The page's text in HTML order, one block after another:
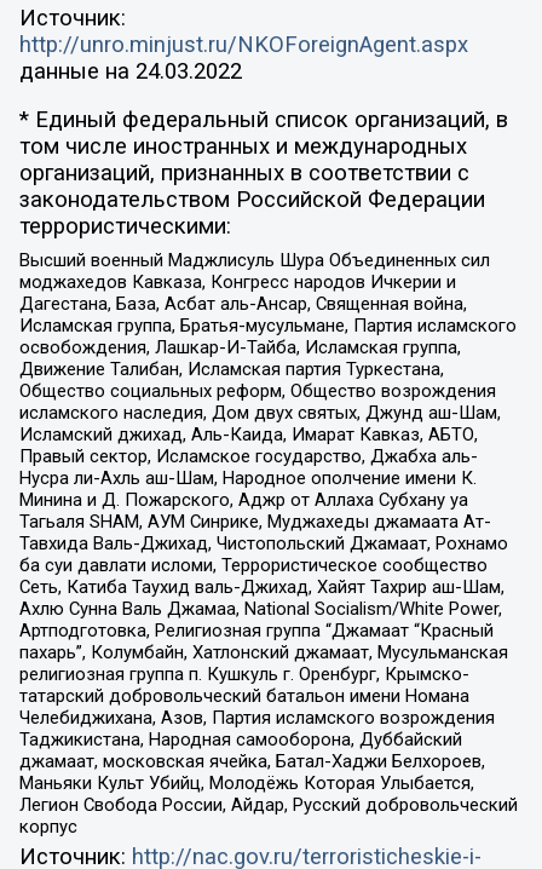
Источник:
http://unro.minjust.ru/NKOForeignAgent.aspx
данные на 24.03.2022
* Единый федеральный список организаций, в
том числе иностранных и международных
организаций, признанных в соответствии с
законодательством Российской Федерации
террористическими:
Высший военный Маджлисуль Шура Объединенных сил
моджахедов Кавказа, Конгресс народов Ичкерии и
Дагестана, База, Асбат аль-Ансар, Священная война,
Исламская группа, Братья-мусульмане, Партия исламского
освобождения, Лашкар-И-Тайба, Исламская группа,
Движение Талибан, Исламская партия Туркестана,
Общество социальных реформ, Общество возрождения
исламского наследия, Дом двух святых, Джунд аш-Шам,
Исламский джихад, Аль-Каида, Имарат Кавказ, АБТО,
Правый сектор, Исламское государство, Джабха аль-
Нусра ли-Ахль аш-Шам, Народное ополчение имени К.
Минина и Д. Пожарского, Аджр от Аллаха Субхану уа
Тагьаля SHAM, АУМ Синрике, Муджахеды джамаата Ат-
Тавхида Валь-Джихад, Чистопольский Джамаат, Рохнамо
ба суи давлати исломи, Террористическое сообщество
Сеть, Катиба Таухид валь-Джихад, Хайят Тахрир аш-Шам,
Ахлю Сунна Валь Джамаа, National Socialism/White Power,
Артподготовка, Религиозная группа “Джамаат “Красный
пахарь”, Колумбайн, Хатлонский джамаат, Мусульманская
религиозная группа п. Кушкуль г. Оренбург, Крымско-
татарский добровольческий батальон имени Номана
Челебиджихана, Азов, Партия исламского возрождения
Таджикистана, Народная самооборона, Дуббайский
джамаат, московская ячейка, Батал-Хаджи Белхороев,
Маньяки Культ Убийц, Молодёжь Которая Улыбается,
Легион Свобода России, Айдар, Русский добровольческий
корпус
Источник: http://nac.gov.ru/terroristicheskie-i-